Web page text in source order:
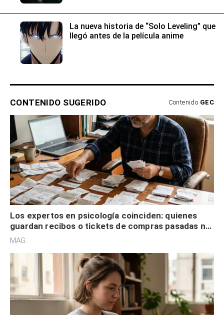
La nueva historia de “Solo Leveling” que
llegó antes de la película anime
CONTENIDO SUGERIDO Contenido GEC
Los expertos en psicología coinciden: quienes
guardan recibos o tickets de compras pasadas no
son acumuladores, sino que tienen necesidad de
MAG.